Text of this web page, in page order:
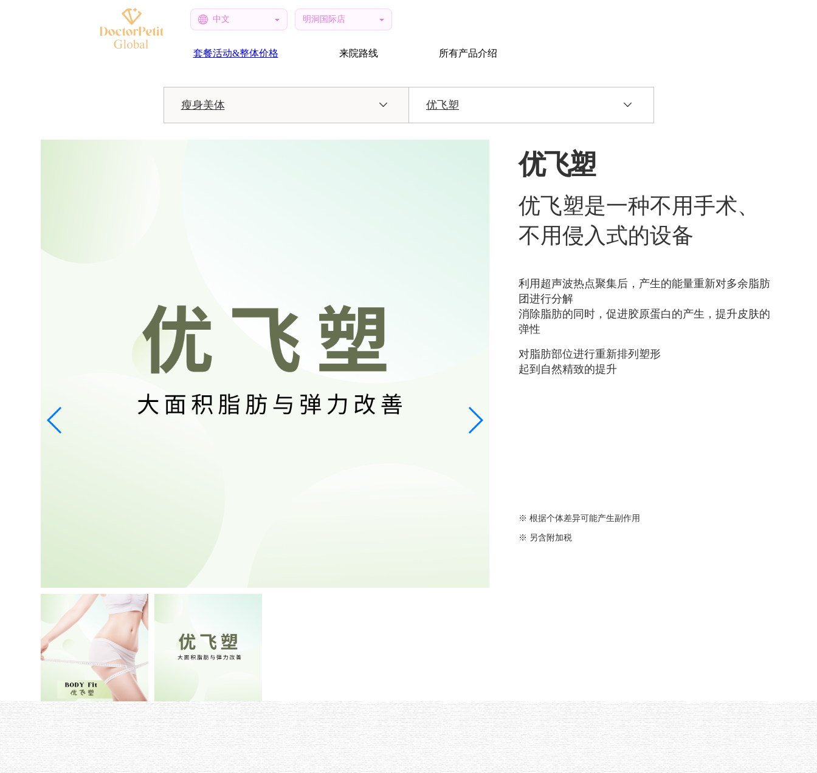
中文 明洞国际店
套餐活动&整体价格 来院路线 所有产品介绍
瘦身美体 优飞塑
优飞塑
优飞塑是一种不用手术、
不用侵入式的设备
利用超声波热点聚集后，产生的能量重新对多余脂肪
团进行分解
消除脂肪的同时，促进胶原蛋白的产生，提升皮肤的
弹性
对脂肪部位进行重新排列塑形
起到自然精致的提升
※ 根据个体差异可能产生副作用
※ 另含附加税